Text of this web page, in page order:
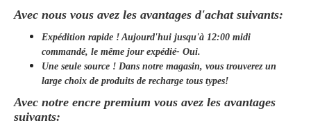
Avec nous vous avez les avantages d'achat suivants:
Expédition rapide ! Aujourd'hui jusqu'à 12:00 midi
commandé, le même jourexpédié- Oui.
Une seule source ! Dans notre magasin, vous trouverez un
large choix de produits de recharge tous types!
Avec notre encre premium vous avez les avantages
suivants: